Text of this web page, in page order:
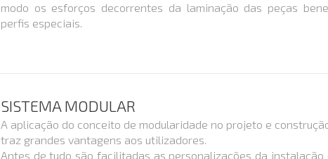
modo os esforços decorrentes da laminação das peças
perfis especiais.
SISTEMA MODULAR
A aplicação do conceito de modularidade no projeto e
traz grandes vantagens aos utilizadores.
Antes de tudo são facilitadas as personalizações da instalação